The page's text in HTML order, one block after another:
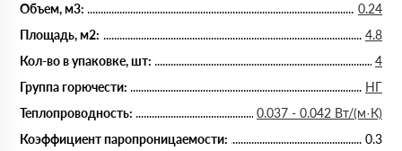
Объем, м3:
0.24
Площадь, м2:
4.8
Кол-во в упаковке, шт:
4
Группа горючести:
НГ
Теплопроводность:
0.037 - 0.042 Вт/(м·К)
Коэффициент паропроницаемости:
0.3